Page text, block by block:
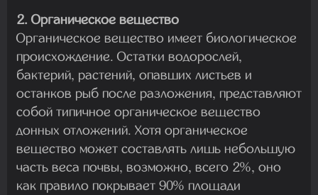
2. Органическое вещество
Органическое вещество имеет биологическое
происхождение. Остатки водорослей,
бактерий, растений, опавших листьев и
останков рыб после разложения, представляют
собой типичное органическое вещество
донных отложений. Хотя органическое
вещество может составлять лишь небольшую
часть веса почвы, возможно, всего 2%, оно
как правило покрывает 90% площади